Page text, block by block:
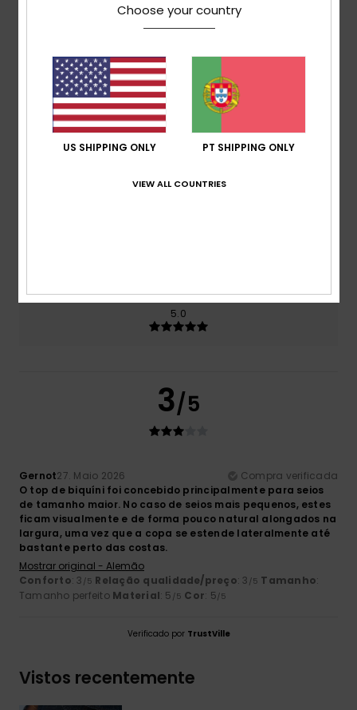
1 avaliações verificadas
0% dos nossos clientes recomendam este produto
Conforto
3.0
Cor
5.0
3/5
Gernot27. Maio 2026
Compra verificada
O top de biquíni foi concebido principalmente para seios
de tamanho maior. No caso de seios mais pequenos, estes
ficam visualmente e de forma pouco natural alongados na
largura, uma vez que a copa se estende lateralmente até
bastante perto das costas.
Mostrar original - Alemão
Conforto: 3 /5 Relação qualidade/preço: 3 /5 Tamanho:
Tamanho perfeito Material: 5 /5 Cor: 5/5
Verificado por TrustVille
Vistos recentemente
Choose your country
US SHIPPING ONLY PT SHIPPING ONLY
VIEW ALL COUNTRIES